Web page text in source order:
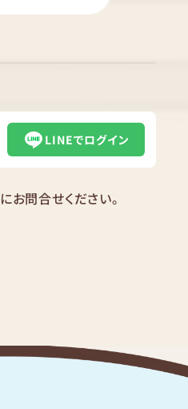
LINEでログイン
にお問合せください。